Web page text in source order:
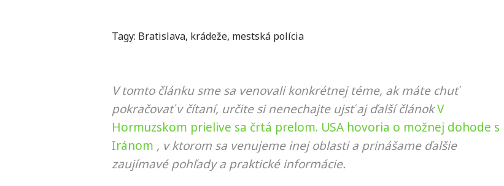
Tagy: Bratislava, krádeže, mestská polícia
V tomto článku sme sa venovali konkrétnej téme, ak máte chuť
pokračovať v čítaní, určite si nenechajte ujsť aj ďalší článokV
Hormuzskom prielive sa črtá prelom. USA hovoria o možnej dohode s
Iránom , v ktorom sa venujeme inej oblasti a prinášame ďalšie
zaujímavé pohľady a praktické informácie.